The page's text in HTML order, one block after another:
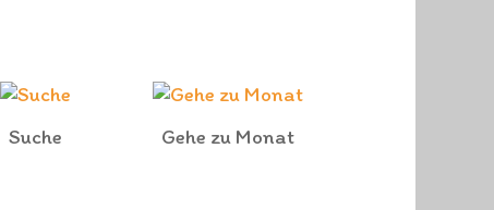
Suche
Gehe zu Monat